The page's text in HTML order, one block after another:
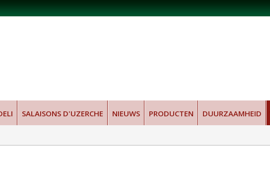
SALAISONS D'UZERCHE NIEUWS PRODUCTEN DUURZAAMHEID